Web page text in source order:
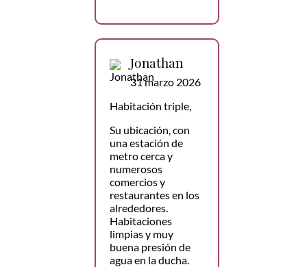
Jonathan
31 marzo 2026
Habitación triple,
Su ubicación, con
una estación de
metro cerca y
numerosos
comercios y
restaurantes en los
alrededores.
Habitaciones
limpias y muy
buena presión de
agua en la ducha.